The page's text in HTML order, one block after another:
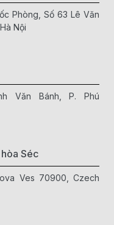
Phòng, Số 63 Lê Văn
Nội
Văn Bánh, P. Phú
Séc
Ves 70900, Czech